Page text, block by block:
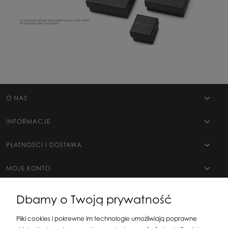
O NAS
INFORMACJE
PŁATNOŚCI I DOSTAWA
MOJE KONTO
Dbamy o Twoją prywatność
Pliki cookies i pokrewne im technologie umożliwiają poprawne